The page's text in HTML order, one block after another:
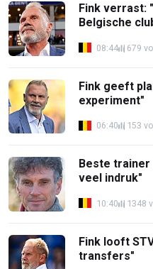
Fink verrast:
Belgische
08:44 679
Fink geeft
experiment"
06:40 153
Beste trainer
veel indruk"
10:40 1348
Fink looft
transfers"